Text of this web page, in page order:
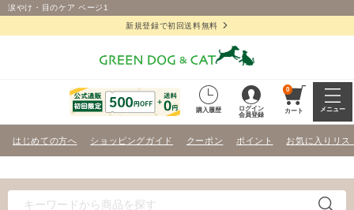
涙やけ・目のケア ページ1
新規登録で初回送料無料
購入履歴
ログイン
会員登録
0
カート メニュー
はじめての方へ ショッピングガイド クーポン ポイント お気に入りリス